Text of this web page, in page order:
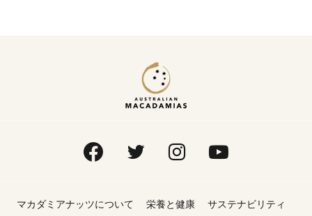
マカダミアナッツについて 栄養と健康 サステナビリティ